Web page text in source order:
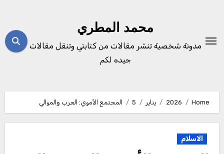
محمد المطري
مدونة شخصية تنشر مقالات من كتابتي وتنقل مقالات
جيده لكم
Home
2026 يناير 5 المجتمع الأموي: العرب والموالي
الاسلام